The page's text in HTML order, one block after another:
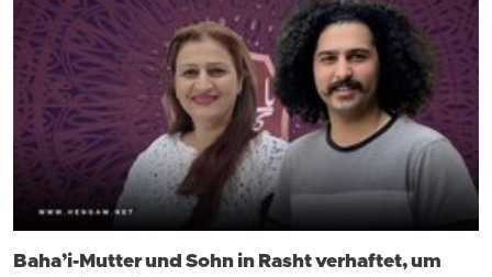
Baha’i-Mutter und Sohn in Rasht verhaftet, um